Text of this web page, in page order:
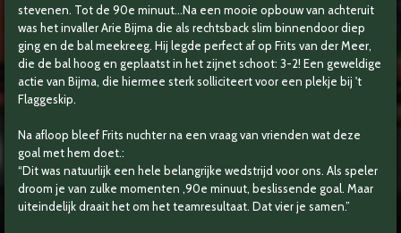
stevenen. Tot de 90e minuut…Na een mooie opbouw van achteruit
was het invaller Arie Bijma die als rechtsback slim binnendoor diep
ging en de bal meekreeg. Hij legde perfect af op Frits van der Meer,
die de bal hoog en geplaatst in het zijnet schoot: 3-2! Een geweldige
actie van Bijma, die hiermee sterk solliciteert voor een plekje bij 't
Flaggeskip.
Na afloop bleef Frits nuchter na een vraag van vrienden wat deze
goal met hem doet.:
“Dit was natuurlijk een hele belangrijke wedstrijd voor ons. Als speler
droom je van zulke momenten ,90e minuut, beslissende goal. Maar
uiteindelijk draait het om het teamresultaat. Dat vier je samen.”